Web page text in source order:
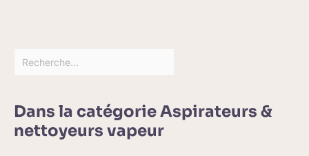
Dans la catégorie Aspirateurs &
nettoyeurs vapeur